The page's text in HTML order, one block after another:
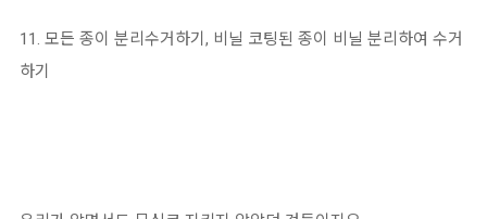
11. 모든 종이 분리수거하기, 비닐 코팅된 종이 비닐 분리하여 수거
하기